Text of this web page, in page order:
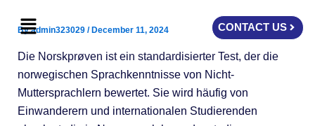
Menu CONTACT US
Byadmin323029 /December 11, 2024
Die Norskprøven ist ein standardisierter Test, der die
norwegischen Sprachkenntnisse von Nicht-
Muttersprachlern bewertet. Sie wird häufig von
Einwanderern und internationalen Studierenden